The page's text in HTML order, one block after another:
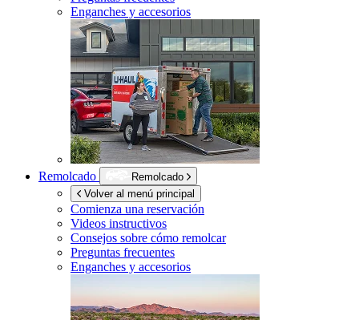
Enganches y accesorios
Remolcado
Remolcado
Volver al menú principal
Comienza una reservación
Videos instructivos
Consejos sobre cómo remolcar
Preguntas frecuentes
Enganches y accesorios